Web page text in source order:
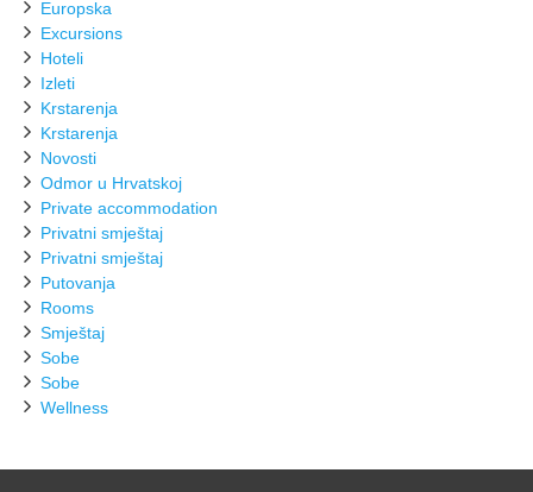
Europska
Excursions
Hoteli
Izleti
Krstarenja
Krstarenja
Novosti
Odmor u Hrvatskoj
Private accommodation
Privatni smještaj
Privatni smještaj
Putovanja
Rooms
Smještaj
Sobe
Sobe
Wellness